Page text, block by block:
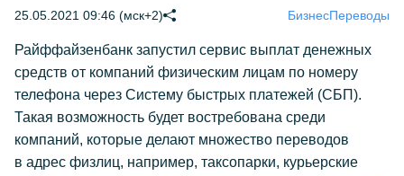
25.05.2021 09:46 (мск+2) БизнесПереводы
Райффайзенбанк запустил сервис выплат денежных
средств от компаний физическим лицам по номеру
телефона через Систему быстрых платежей (СБП).
Такая возможность будет востребована среди
компаний, которые делают множество переводов
в адрес физлиц, например, таксопарки, курьерские